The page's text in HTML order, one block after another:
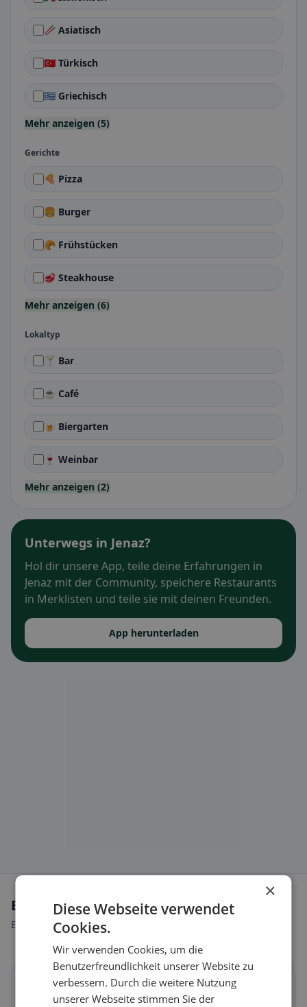
🥢 Asiatisch
🇹🇷 Türkisch
🇬🇷 Griechisch
Mehr anzeigen (5)
Gerichte
🍕 Pizza
🍔 Burger
🥐 Frühstücken
🥩 Steakhouse
Mehr anzeigen (6)
Lokaltyp
🍸 Bar
☕ Café
🍺 Biergarten
🍷 Weinbar
Mehr anzeigen (2)
Unterwegs in Jenaz?
Hol dir unsere App, teile deine Erfahrungen in
Jenaz mit der Community, speichere Restaurants
in Merklisten und teile sie mit deinen Freunden.
App herunterladen
Ernährungsweisen in Jenaz
Entdecke Restaurants passend zu deiner Ernährungsweise.
🌱
×
Diese Webseite verwendet
Cookies.
Wir verwenden Cookies, um die
Benutzerfreundlichkeit unserer Website zu
verbessern. Durch die weitere Nutzung
unserer Webseite stimmen Sie der